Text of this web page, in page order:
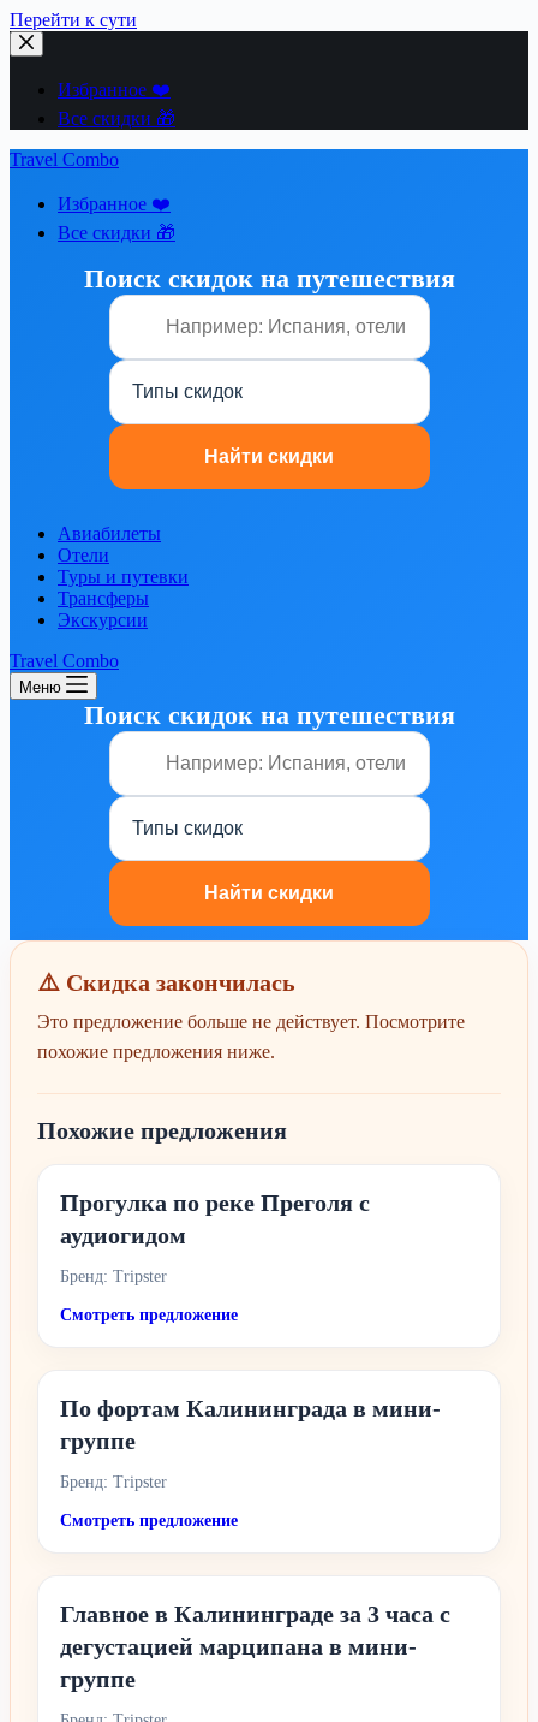
Перейти к сути
Избранное ❤️
Все скидки 🎁
Travel Combo
Избранное ❤️
Все скидки 🎁
Поиск скидок на путешествия
Авиабилеты
Отели
Туры и путевки
Трансферы
Экскурсии
Travel Combo
Меню
Поиск скидок на путешествия
⚠️ Скидка закончилась
Это предложение больше не действует. Посмотрите
похожие предложения ниже.
Похожие предложения
Прогулка по реке Преголя с
аудиогидом
Бренд: Tripster
Смотреть предложение
По фортам Калининграда в мини-
группе
Бренд: Tripster
Смотреть предложение
Главное в Калининграде за 3 часа с
дегустацией марципана в мини-
группе